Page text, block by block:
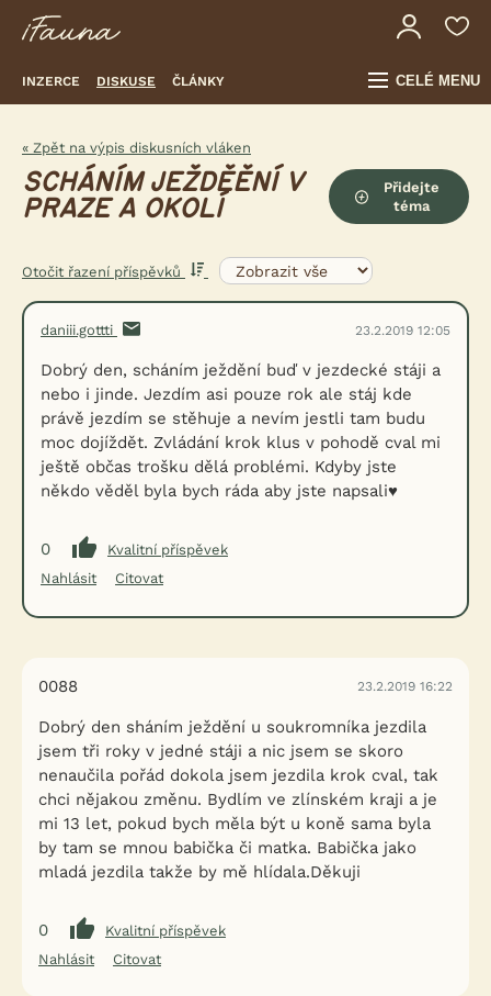
INZERCE DISKUSE ČLÁNKY CELÉ MENU
« Zpět na výpis diskusních vláken
SCHÁNÍM JEŽDĚĚNÍ V
PRAZE A OKOLÍ
Přidejte
téma
Otočit řazení příspěvků
daniii.gottti 23.2.2019 12:05
Dobrý den, scháním ježdění buď v jezdecké stáji a
nebo i jinde. Jezdím asi pouze rok ale stáj kde
právě jezdím se stěhuje a nevím jestli tam budu
moc dojíždět. Zvládání krok klus v pohodě cval mi
ještě občas trošku dělá problémi. Kdyby jste
někdo věděl byla bych ráda aby jste napsali♥️
0
Kvalitní příspěvek
Nahlásit
Citovat
0088 23.2.2019 16:22
Dobrý den sháním ježdění u soukromníka jezdila
jsem tři roky v jedné stáji a nic jsem se skoro
nenaučila pořád dokola jsem jezdila krok cval, tak
chci nějakou změnu. Bydlím ve zlínském kraji a je
mi 13 let, pokud bych měla být u koně sama byla
by tam se mnou babička či matka. Babička jako
mladá jezdila takže by mě hlídala.Děkuji
0
Kvalitní příspěvek
Nahlásit
Citovat